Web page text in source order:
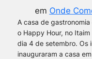
em Onde
A casa de
o Happy Hour, no
dia 4 de setembro. Os
inauguraram a casa